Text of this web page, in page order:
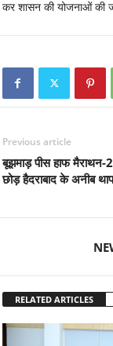
कर शासन की योजनाओं की
Previous article
बूझमाड़ पीस हाफ मैराथन-
छोड़ हैदराबाद के अनीब
RELATED ARTICLES